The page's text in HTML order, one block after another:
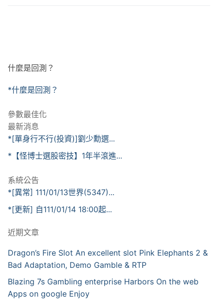
什麼是回測？
*什麼是回測？
參數最佳化
最新消息
*[單身行不行(投資)]劉少勳選...
*【怪博士選股密技】1年半滾進...
系統公告
*[異常] 111/01/13世界(5347)...
*[更新] 自111/01/14 18:00起...
近期文章
Dragon’s Fire Slot An excellent slot Pink Elephants 2 &
Bad Adaptation, Demo Gamble & RTP
Blazing 7s Gambling enterprise Harbors On the web
Apps on google Enjoy